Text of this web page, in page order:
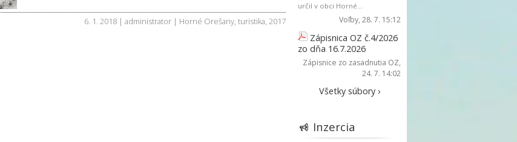
6. 1. 2018 | administrator | Horné Orešany, turistika, 2017
určil v obci Horné...
Voľby, 28. 7. 15:12
Zápisnica OZ č.4/2026
zo dňa 16.7.2026
Zápisnice zo zasadnutia OZ,
24. 7. 14:02
Všetky súbory ›
Inzercia